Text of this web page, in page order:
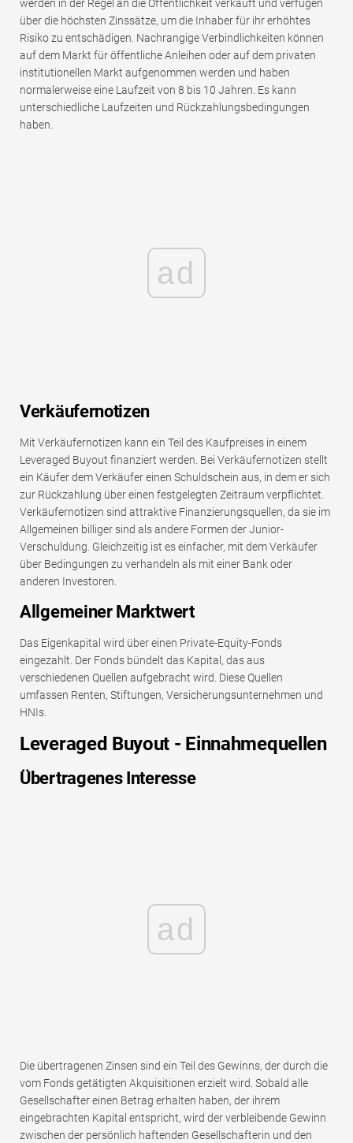
werden in der Regel an die Öffentlichkeit verkauft und verfügen
über die höchsten Zinssätze, um die Inhaber für ihr erhöhtes
Risiko zu entschädigen. Nachrangige Verbindlichkeiten können
auf dem Markt für öffentliche Anleihen oder auf dem privaten
institutionellen Markt aufgenommen werden und haben
normalerweise eine Laufzeit von 8 bis 10 Jahren. Es kann
unterschiedliche Laufzeiten und Rückzahlungsbedingungen
haben.
ad
Verkäufernotizen
Mit Verkäufernotizen kann ein Teil des Kaufpreises in einem
Leveraged Buyout finanziert werden. Bei Verkäufernotizen stellt
ein Käufer dem Verkäufer einen Schuldschein aus, in dem er sich
zur Rückzahlung über einen festgelegten Zeitraum verpflichtet.
Verkäufernotizen sind attraktive Finanzierungsquellen, da sie im
Allgemeinen billiger sind als andere Formen der Junior-
Verschuldung. Gleichzeitig ist es einfacher, mit dem Verkäufer
über Bedingungen zu verhandeln als mit einer Bank oder
anderen Investoren.
Allgemeiner Marktwert
Das Eigenkapital wird über einen Private-Equity-Fonds
eingezahlt. Der Fonds bündelt das Kapital, das aus
verschiedenen Quellen aufgebracht wird. Diese Quellen
umfassen Renten, Stiftungen, Versicherungsunternehmen und
HNIs.
Leveraged Buyout - Einnahmequellen
Übertragenes Interesse
ad
Die übertragenen Zinsen sind ein Teil des Gewinns, der durch die
vom Fonds getätigten Akquisitionen erzielt wird. Sobald alle
Gesellschafter einen Betrag erhalten haben, der ihrem
eingebrachten Kapital entspricht, wird der verbleibende Gewinn
zwischen der persönlich haftenden Gesellschafterin und den